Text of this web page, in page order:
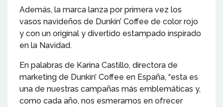
Además, la marca lanza por primera vez los
vasos navideños de Dunkin’ Coffee de color rojo
y con un original y divertido estampado inspirado
en la Navidad.
En palabras de Karina Castillo, directora de
marketing de Dunkin’ Coffee en España, “esta es
una de nuestras campañas más emblemáticas y,
como cada año, nos esmeramos en ofrecer